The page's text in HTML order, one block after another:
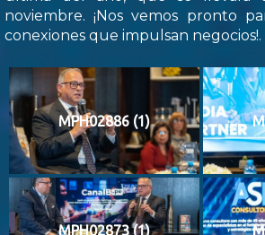
noviembre. ¡Nos vemos pronto
conexiones que impulsan negocios!.
MPH02886 (1)
MPH02873 (1)